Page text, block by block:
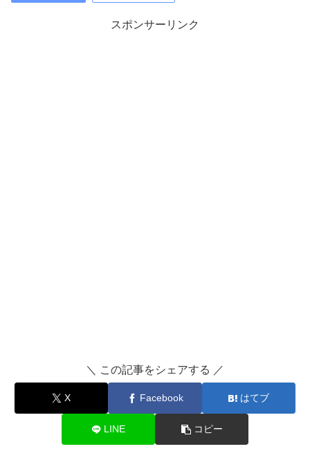
スポンサーリンク
＼ この記事をシェアする ／
X Facebook はてブ
LINE コピー